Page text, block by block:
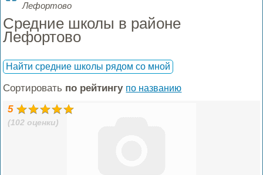
Лефортово
Средние школы в районе
Лефортово
Найти средние школы рядом со мной
Сортировать по рейтингу по названию
5
(102 оценки)